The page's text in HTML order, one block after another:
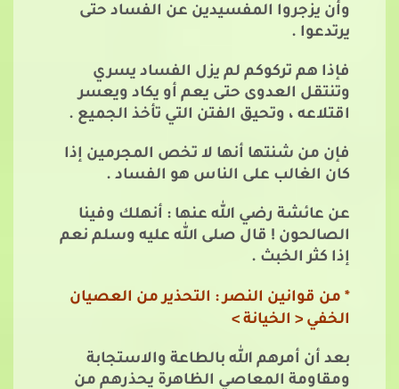
وأن يزجروا المفسيدين عن الفساد حتى
يرتدعوا .
فإذا هم تركوكم لم يزل الفساد يسري
وتنتقل العدوى حتى يعم أو يكاد ويعسر
اقتلاعه ، وتحيق الفتن التي تأخذ الجميع .
فإن من شنتها أنها لا تخص المجرمين إذا
كان الغالب على الناس هو الفساد .
عن عائشة رضي الله عنها : أنهلك وفينا
الصالحون ! قال صلى الله عليه وسلم نعم
إذا كثر الخبث .
* من قوانين النصر : التحذير من العصيان
الخفي < الخيانة >
بعد أن أمرهم الله بالطاعة والاستجابة
ومقاومة المعاصي الظاهرة يحذرهم من